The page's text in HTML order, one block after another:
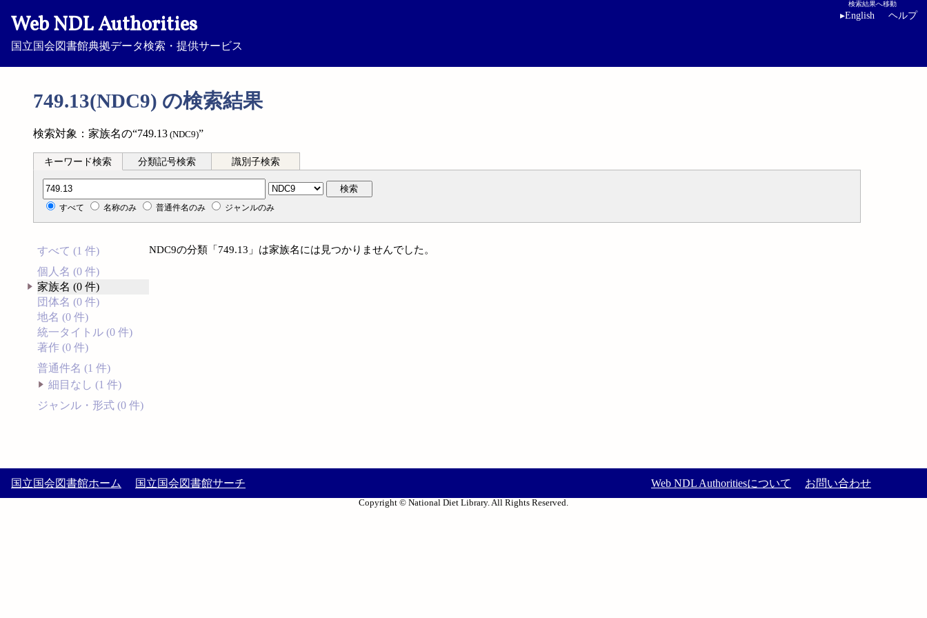
Web NDL Authorities
国立国会図書館典拠データ検索・提供サービス
検索結果へ移動
▸English ヘルプ
749.13(NDC9) の検索結果
検索対象：家族名の“749.13 (NDC9)”
キーワード検索 分類記号検索 識別子検索
分類記号検索 検索
すべて 名称のみ 普通件名のみ ジャンルのみ
すべて (1 件)
個人名 (0 件)
家族名 (0 件)
団体名 (0 件)
地名 (0 件)
統一タイトル (0 件)
著作 (0 件)
普通件名 (1 件)
細目なし (1 件)
ジャンル・形式 (0 件)
NDC9の分類「749.13」は家族名には見つかりませんでした。
国立国会図書館ホーム 国立国会図書館サーチ Web NDL Authoritiesについて お問い合わせ
Copyright © National Diet Library. All Rights Reserved.